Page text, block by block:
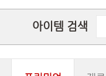
아이템 검색